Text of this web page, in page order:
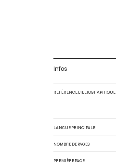
Infos
RÉFÉRENCE BIBLIOGRAPHIQUE
LANGUE PRINCIPALE
NOMBRE DE PAGES
PREMIÈRE PAGE